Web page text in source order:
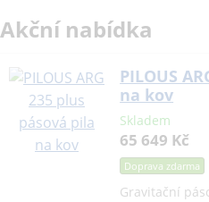
Akční nabídka
PILOUS
na kov
Skladem
65 649 Kč
Doprava zdarma
Gravitační